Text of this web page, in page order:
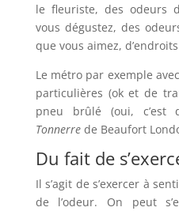
le fleuriste, des odeurs
vous dégustez, des
que vous aimez,
Le métro par exemple
particulières (ok et de
pneu brûlé (oui, c’est
Tonnerrede Beaufort
Du fait de
Il s’agit de s’exercer à
de l’odeur. On peut